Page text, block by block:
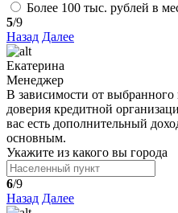
Более 100 тыс. рублей в
5/9
Назад Далее
Екатерина
Менеджер
В зависимости от выбранного
доверия кредитной
вас есть дополнительный
основным.
Укажите из какого вы города
6/9
Назад Далее